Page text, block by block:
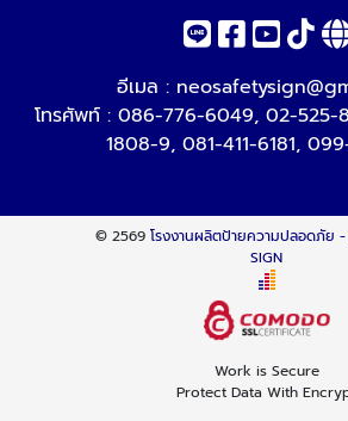
อีเมล :
โทรศัพท์ : 086-776-6049, 02-525-
1808-9, 081-411-6181,
© 2569โรงงานผลิตป้ายความปลอดภัย -
SIGN
Work is Secure
Protect Data With